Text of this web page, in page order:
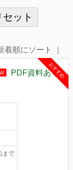
着順にソート ｜
PDF資料あり
まで
おすすめ